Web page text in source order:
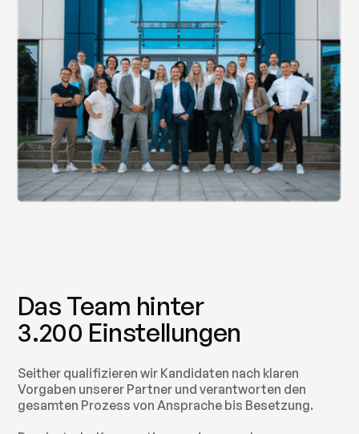
Das Team hinter
3.200 Einstellungen
Seither qualifizieren wir Kandidaten nach klaren
Vorgaben unserer Partner und verantworten den
gesamten Prozess von Ansprache bis Besetzung.